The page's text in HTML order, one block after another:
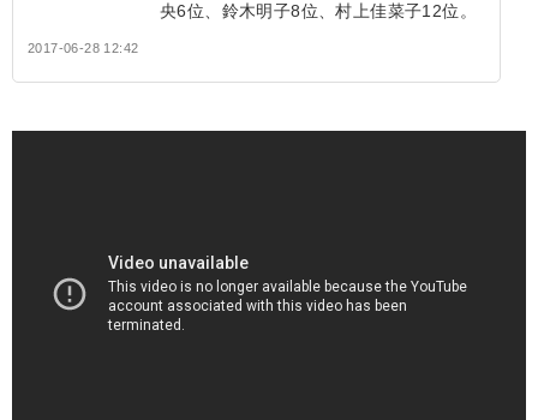
央6位、鈴木明子8位、村上佳菜子12位。
2017-06-28 12:42